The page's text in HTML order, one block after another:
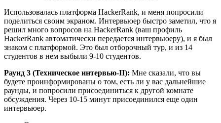
Использовалась платформа HackerRank, и меня попросили
поделиться своим экраном. Интервьюер быстро заметил, что я
решил много вопросов на HackerRank (ваш профиль
HackerRank автоматически передается интервьюеру), и я был
знаком с платформой. Это был отборочный тур, и из 14
студентов в нем выбыли 9-10 студентов.
Раунд 3 (Техническое интервью-II): Мне сказали, что вы
будете проинформированы о том, есть ли у вас дальнейшие
раунды, и попросили присоединиться к другой комнате
обсуждения. Через 10-15 минут присоединился еще один
интервьюер.